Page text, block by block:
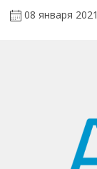
08 января 2021